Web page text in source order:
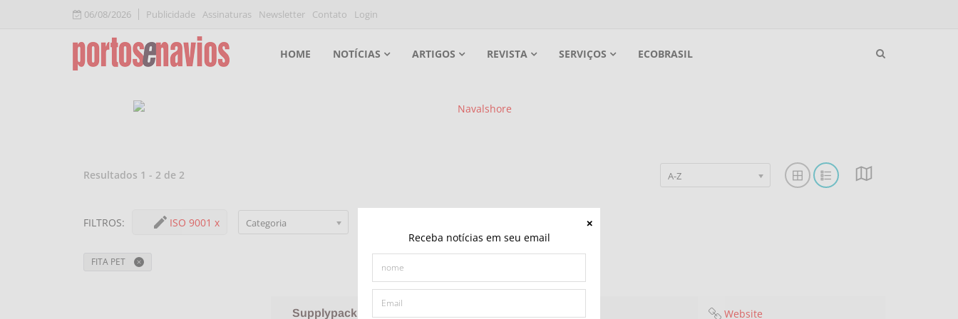
Receba notícias em seu email
06/08/2026 Publicidade Assinaturas Newsletter Contato Login
HOME NOTÍCIAS ARTIGOS REVISTA SERVIÇOS ECOBRASIL
Resultados 1 - 2 de 2 A-Z
FILTROS: ISO 9001 x Categoria
FITA PET
Supplypack Ind. Com. de Embalagens Ltda.
Website